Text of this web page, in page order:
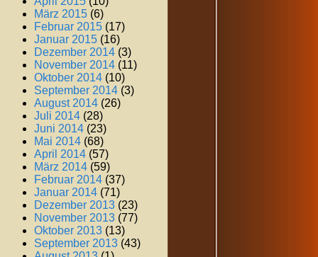
März 2015 (6)
Februar 2015 (17)
Januar 2015 (16)
Dezember 2014 (3)
November 2014 (11)
Oktober 2014 (10)
September 2014 (3)
August 2014 (26)
Juli 2014 (28)
Juni 2014 (23)
Mai 2014 (68)
April 2014 (57)
März 2014 (59)
Februar 2014 (37)
Januar 2014 (71)
Dezember 2013 (23)
November 2013 (77)
Oktober 2013 (13)
September 2013 (43)